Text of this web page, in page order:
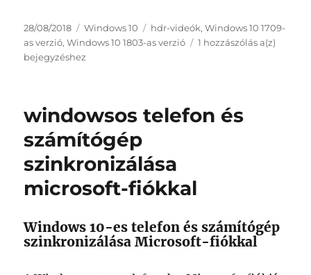
Közzétéve
28/08/2018 Kategória
Windows 10 Címke
hdr-videók,Windows 10 1709-
as verzió,Windows 10 1803-as verzió 1 hozzászólás a(z)
bejegyzéshez
windowsos telefon és
számítógép
szinkronizálása
microsoft-fiókkal
Windows 10-es telefon és számítógép
szinkronizálása Microsoft-fiókkal